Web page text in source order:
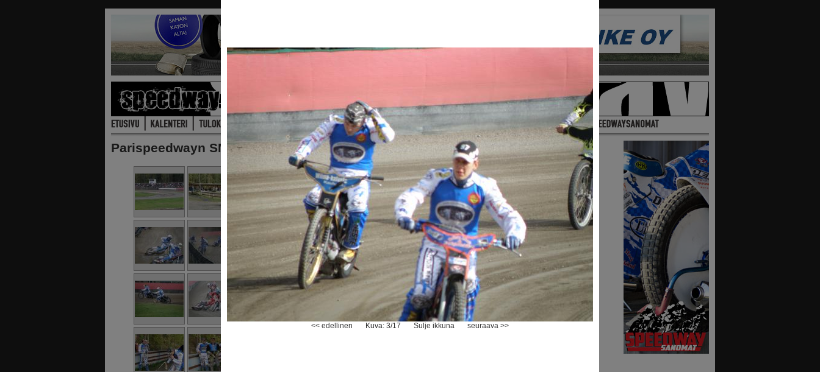
<< edellinen Kuva: 3/17 Sulje ikkuna seuraava >>
Parispeedwayn SM Pori 19.09.2010
Kauhajoen Moottorikerho ry
-Jääspeedway Kauhajoella 2010
-Kauden päätös 2009
-
Pariajon SM 2009
-Jääradan SM-kisa 2009
-Extraliiga- ja kaupunkicup 2009
-Kauhajoki-speedway 2008
-Kauhajoen ruohorata
-Speedwayradan rakennustyömaa
-Palkittuja ja menestyneitä kuljettajia
-Sekalaisia kuvia vuosien varrelta
-Sotkan Kevätpärinät 9.5.
-Jääspeedwayn SM-kisa Sotkassa
-Legends-kisa Sotkassa 20.8.
Sivuston ylläpito
-SM-finaali 2012, Seinäjoki
-Jääspeedwayn PM 2012, Kauhajoki
-U21 SM-finaali, Seinäjoki, 17.07.2010
- Extraliiga 1.6.2010, Seinäjoki
-Kaupunki Cup 2/7, Seinäjoki